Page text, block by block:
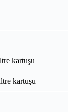
kartuşu
kartuşu